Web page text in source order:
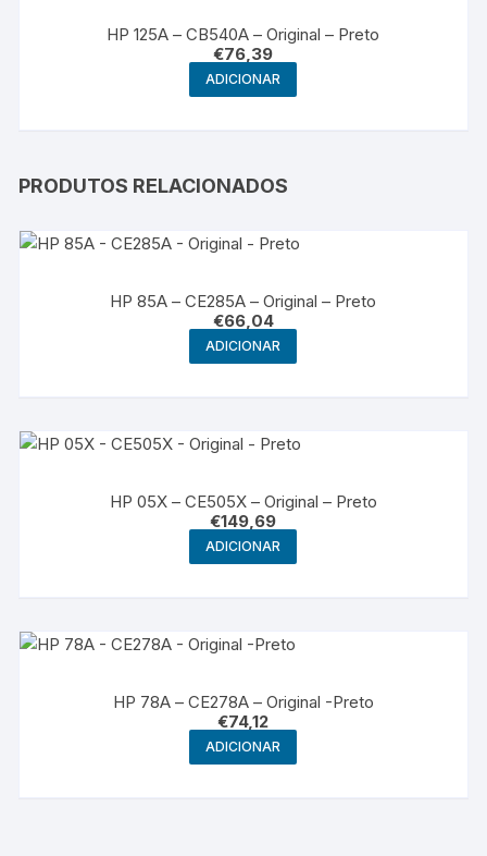
HP 125A – CB540A – Original – Preto
€76,39
ADICIONAR
PRODUTOS RELACIONADOS
HP 85A – CE285A – Original – Preto
€66,04
ADICIONAR
HP 05X – CE505X – Original – Preto
€149,69
ADICIONAR
HP 78A – CE278A – Original -Preto
€74,12
ADICIONAR